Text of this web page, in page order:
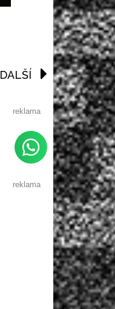
DALŠÍ
reklama
reklama